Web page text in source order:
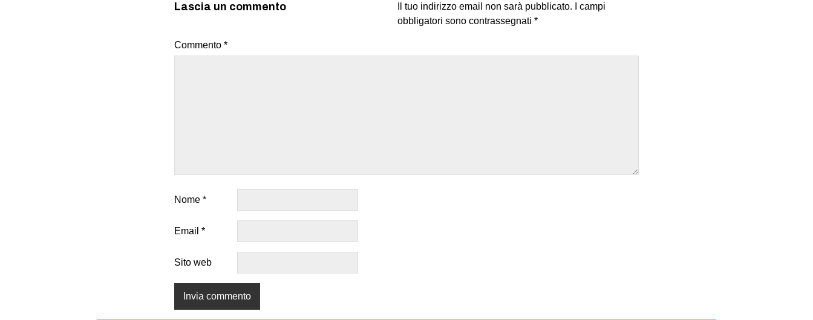
Lascia un commento Il tuo indirizzo email non sarà pubblicato.
I campi
obbligatori sono contrassegnati *
Commento *
Nome *
Email *
Sito web